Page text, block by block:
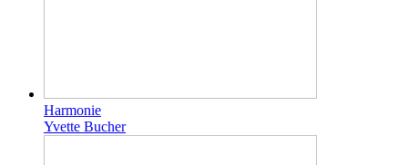
Harmonie
Yvette Bucher